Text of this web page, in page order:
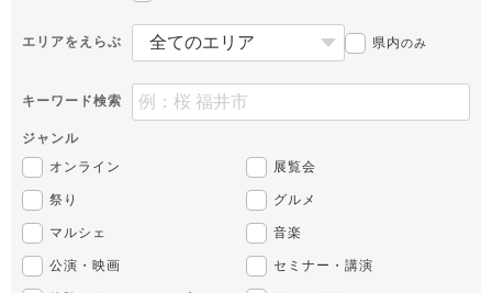
エリアをえらぶ 県内のみ
キーワード検索
ジャンル
オンライン
展覧会
祭り グルメ
マルシェ 音楽
公演・映画 セミナー・講演